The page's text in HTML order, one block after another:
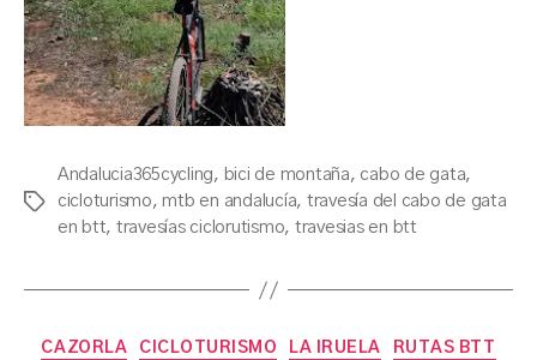
Etiquetas
Andalucia365cycling, bici de montaña, cabo de gata,
cicloturismo, mtb en andalucía, travesía del cabo de gata
en btt, travesías ciclorutismo, travesias en btt
Categorías
CAZORLA CICLOTURISMO LA IRUELA
RUTAS BTT